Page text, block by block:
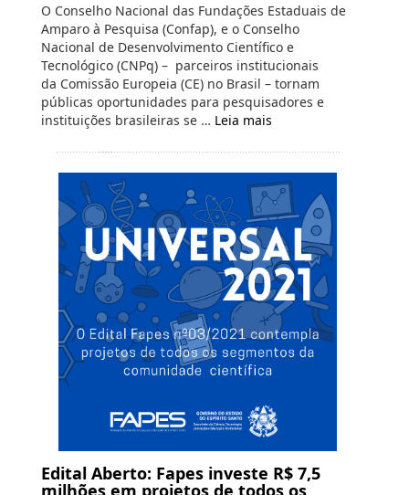
O Conselho Nacional das Fundações Estaduais de
Amparo à Pesquisa (Confap), e o Conselho
Nacional de Desenvolvimento Científico e
Tecnológico (CNPq) – parceiros institucionais
da Comissão Europeia (CE) no Brasil – tornam
públicas oportunidades para pesquisadores e
instituições brasileiras se … Leia mais
Edital Aberto: Fapes investe R$ 7,5
milhões em projetos de todos os